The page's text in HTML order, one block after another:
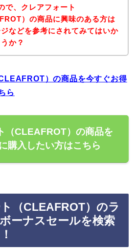
で、クレアフォート
）の商品に興味のある方は
などを参考にされてみてはいか
か？
）の商品を今すぐお得
ら
（CLEAFROT）の商品を
購入したい方はこちら
（CLEAFROT）のラ
ーナスセールを検索